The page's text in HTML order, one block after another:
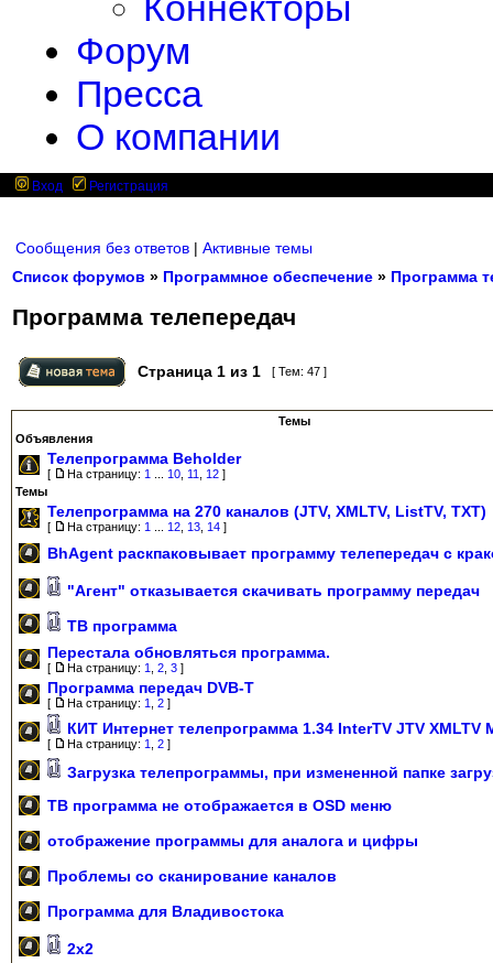
Форум
Пресса
О компании
Вход Регистрация
Сообщения без ответов | Активные темы
Список форумов » Программное обеспечение » Программа
Программа телепередач
Страница 1 из 1 [ Тем: 47 ]
Темы
Объявления
Телепрограмма Beholder
[ На страницу: 1 10 11 12 ]
Темы
Телепрограмма на 270 каналов (JTV, XMLTV, ListTV, TXT)
[ На страницу: 1 12 13 14 ]
BhAgent раскпаковывает программу телепередач с
"Агент" отказывается скачивать программу передач
ТВ программа
Перестала обновляться программа.
[ На страницу: 1 2 3 ]
Программа передач DVB-T
[ На страницу: 1 2 ]
КИТ Интернет телепрограмма 1.34 InterTV JTV XMLTV
[ На страницу: 1 2 ]
Загрузка телепрограммы, при измененной папке
ТВ программа не отображается в OSD меню
отображение программы для аналога и цифры
Проблемы со сканирование каналов
Программа для Владивостока
2х2